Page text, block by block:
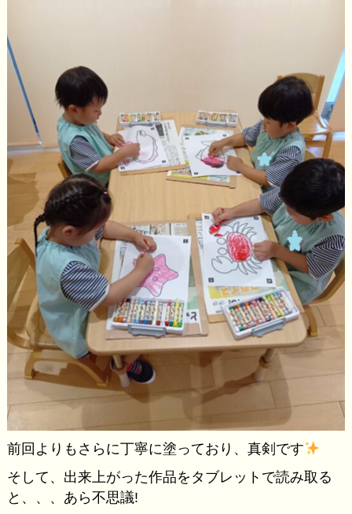
前回よりもさらに丁寧に塗っており、真剣です
そして、出来上がった作品をタブレットで読み取る
と、、、あら不思議!